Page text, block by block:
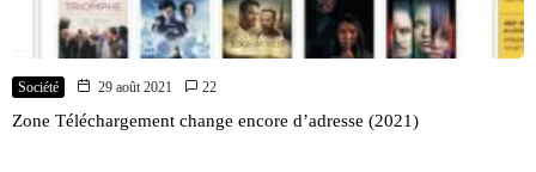
Société 29 août 2021 22
Zone Téléchargement change encore d’adresse (2021)